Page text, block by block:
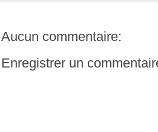
Aucun commentaire:
Enregistrer un